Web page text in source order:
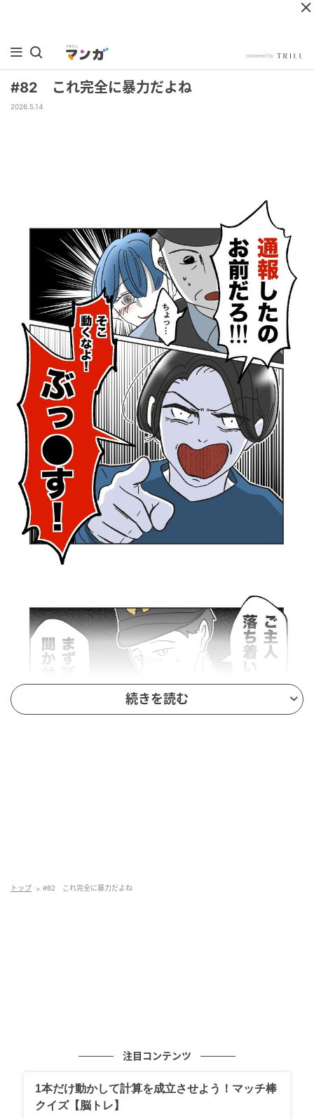
#82 これ完全に暴力だよね
2026.5.14
続きを読む
トップ #82 これ完全に暴力だよね
注目コンテンツ
1本だけ動かして計算を成立させよう！マッチ棒
クイズ【脳トレ】